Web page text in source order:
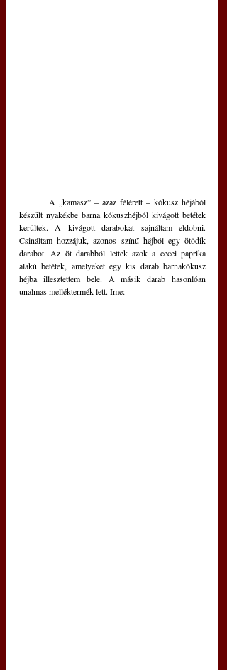
készült nyakékbe barna kókuszhéjból kivágott betétek
kerültek. A kivágott darabokat sajnáltam eldobni.
Csináltam hozzájuk, azonos színű héjból egy ötödik
darabot. Az öt darabból lettek azok a cecei paprika
alakú betétek, amelyeket egy kis darab barnakókusz
héjba illesztettem bele. A másik darab hasonlóan
unalmas melléktermék lett. Íme: